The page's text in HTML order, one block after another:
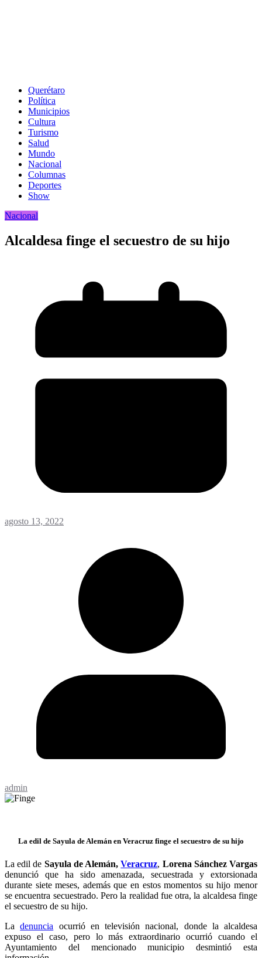
Querétaro
Política
Municipios
Cultura
Turismo
Salud
Mundo
Nacional
Columnas
Deportes
Show
Nacional
Alcaldesa finge el secuestro de su hijo
agosto 13, 2022
admin
La edil de Sayula de Alemán en Veracruz finge el secuestro de su hijo
La edil de Sayula de Alemán,Veracruz, Lorena Sánchez Vargas
denunció que ha sido amenazada, secuestrada y extorsionada
durante siete meses, además que en estos momentos su hijo menor
se encuentra secuestrado. Pero la realidad fue otra, la alcaldesa finge
el secuestro de su hijo.
Ladenuncia ocurrió en televisión nacional, donde la alcaldesa
expuso el caso, pero lo más extraordinario ocurrió cuando el
Ayuntamiento del mencionado municipio desmintió esta